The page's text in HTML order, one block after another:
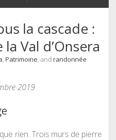
la cascade :
Val d’Onsera
, Patrimoine, and randonnée
2019
rien. Trois murs de pierre